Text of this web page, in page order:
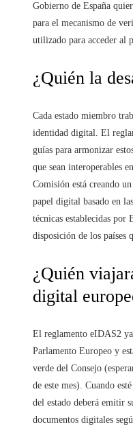
Gobierno de España
para el mecanismo de
utilizado para acceder al
¿Quién la
Cada estado miembro
identidad digital. El
guías para armonizar
que sean interoperables
Comisión está creando
papel digital basado en
técnicas establecidas por
disposición de los países
¿Quién
digital
El reglamento eIDAS2
Parlamento Europeo y
verde del Consejo
de este mes). Cuando
del estado deberá emitir
documentos digitales